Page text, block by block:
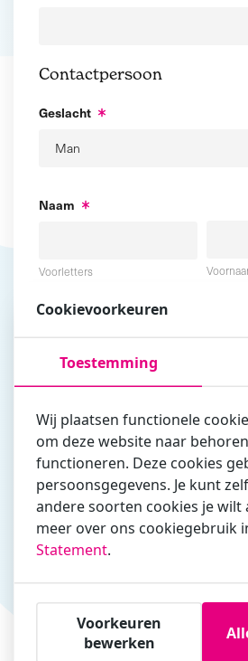
Contactpersoon
Geslacht
Naam
Voorletters
Vul hier bij voorkeur het e-mailadres in
zakelijk/administratief correspondeert
Is de contactpersoon ook een
Ja
Cursisten
Voeg cursisten toe
Cookievoorkeuren
Toestemming
Wij plaatsen functionele
om deze website naar
functioneren. Deze cookies
persoonsgegevens. Je kunt
andere soorten cookies je wilt
meer over ons cookiegebruik
Statement.
Voorkeuren
bewerken